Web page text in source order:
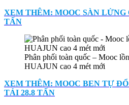
XEM THÊM: MOOC SÀN LỬNG
TẤN
Phân phối toàn quốc – Mooc
HUAJUN cao 4 mét mới
XEM THÊM: MOOC BEN TỰ
TẢI 28.8 TẤN